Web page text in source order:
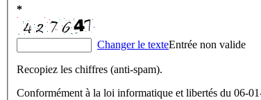
*
Changer le texteEntrée non valide
Recopiez les chiffres (anti-spam).
Conformément à la loi informatique et libertés du 06-